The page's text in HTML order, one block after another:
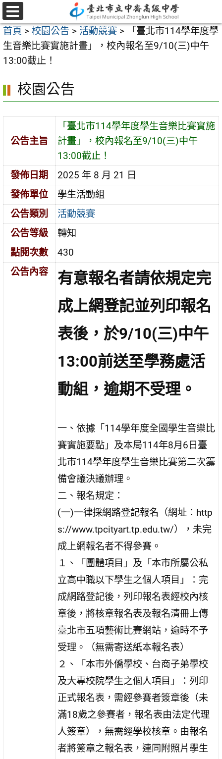
跳
至
主
要
內
區
選
單
首頁 > 校園公告 > 活動競賽 >
「臺北市114學年度學
生音樂比賽實施計畫」，校內報名至9/10(三)中午
13:00截止！
校園公告
公告主旨
「臺北市114學年度學生音樂比賽實施
計畫」，校內報名至9/10(三)中午
13:00截止！
發佈日期
2025 年 8 月 21 日
發佈單位
學生活動組
公告類別
活動競賽
公告等級
轉知
點閱次數
430
公告內容
有意報名者請依規定完
成上網登記並列印報名
表後，於9/10(三)中午
13:00前送至學務處活
動組，逾期不受理。
一、依據「114學年度全國學生音樂比
賽實施要點」及本局114年8月6日臺
北市114學年度學生音樂比賽第二次籌
備會議決議辦理。
二、報名規定：
(一)一律採網路登記報名（網址：http
s://www.tpcityart.tp.edu.tw/），未完
成上網報名者不得參賽。
１、「團體項目」及「本市所屬公私
立高中職以下學生之個人項目」：完
成網路登記後，列印報名表經校內核
章後，將核章報名表及報名清冊上傳
臺北市五項藝術比賽網站，逾時不予
受理。（無需寄送紙本報名表）
２、「本市外僑學校、台商子弟學校
及大專校院學生之個人項目」：列印
正式報名表，需經參賽者簽章後（未
滿18歲之參賽者，報名表由法定代理
人簽章），無需經學校核章。由報名
者將簽章之報名表，連同附照片學生